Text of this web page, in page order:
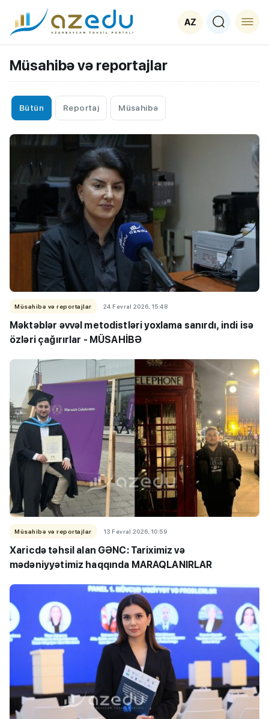
AZ
Müsahibə və reportajlar
Bütün Reportaj Müsahibə
Müsahibə və reportajlar 24 Fevral 2026, 15:48
Məktəblər əvvəl metodistləri yoxlama sanırdı, indi isə
özləri çağırırlar - MÜSAHİBƏ
Müsahibə və reportajlar 13 Fevral 2026, 10:59
Xaricdə təhsil alan GƏNC: Tariximiz və
mədəniyyətimiz haqqında MARAQLANIRLAR